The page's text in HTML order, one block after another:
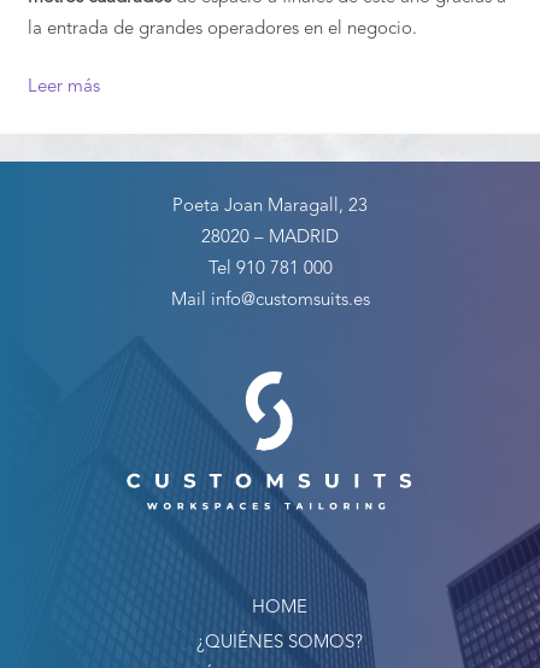
la entrada de grandes operadores en el negocio.
Leer más
Poeta Joan Maragall, 23
28020 – MADRID
Tel 910 781 000
Mail info@customsuits.es
HOME
¿QUIÉNES SOMOS?